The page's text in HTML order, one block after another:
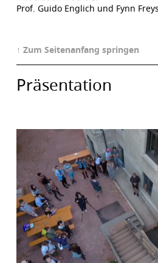
Prof. Guido Englich und Fynn
↑ Zum Seitenanfang springen
Präsentation